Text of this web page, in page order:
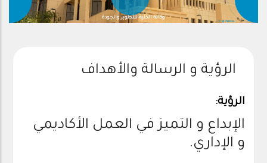
وكالة الكلية للتطوير والجودة
الرؤية و الرسالة والأهداف
الرؤية:
الإبداع و التميز في العمل الأكاديمي
و الإداري.